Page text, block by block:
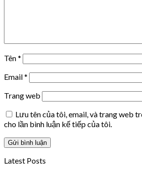
Tên*
Email*
Trang web
Lưu tên của tôi, email, và trang web
cho lần bình luận kế tiếp của tôi.
Latest Posts